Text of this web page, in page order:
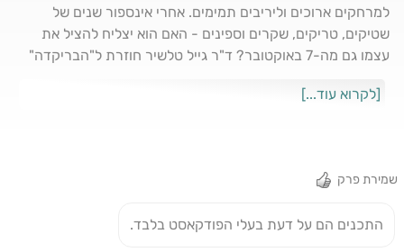
למרחקים ארוכים וליריבים תמימים. אחרי אינספור שנים של
שטיקים, טריקים, שקרים וספינים - האם הוא יצליח להציל את
עצמו גם מה-7 באוקטובר? ד"ר גייל טלשיר חוזרת ל"הבריקדה"
ההחלצות האפשריים
[לקרוא עוד...]
שמירת פרק
התכנים הם על דעת בעלי הפודקאסט בלבד.